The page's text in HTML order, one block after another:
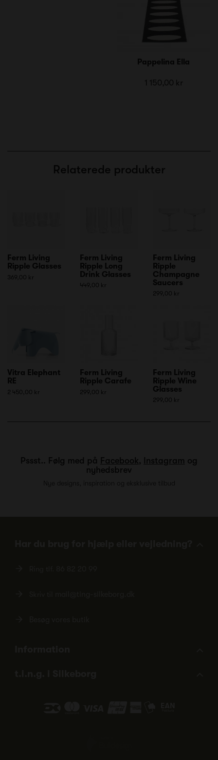
Pappelina Ella
1 150,00 kr
Relaterede produkter
Ferm Living
Ripple Glasses
369,00 kr
Ferm Living
Ripple Long
Drink Glasses
449,00 kr
Ferm Living
Ripple
Champagne
Saucers
299,00 kr
Vitra Elephant
RE
2 450,00 kr
Ferm Living
Ripple Carafe
299,00 kr
Ferm Living
Ripple Wine
Glasses
299,00 kr
Pssst.. Følg med på Facebook, Instagram og
nyhedsbrev
Nye designs, inspiration og eksklusive tilbud